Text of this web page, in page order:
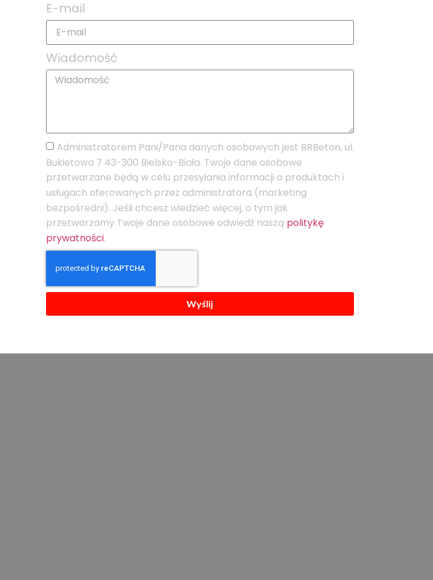
E-mail
Wiadomość
Administratorem Pani/Pana danych osobowych jest BRBeton, ul.
Bukietowa 7 43-300 Bielsko-Biała. Twoje dane osobowe
przetwarzane będą w celu przesyłania informacji o produktach i
usługach oferowanych przez administratora (marketing
bezpośredni). Jeśli chcesz wiedzieć więcej, o tym jak
przetwarzamy Twoje dane osobowe odwiedź naszą politykę
prywatności.
Wyślij